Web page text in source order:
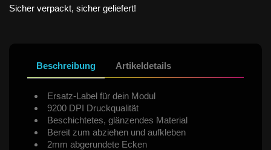
Sicher verpackt, sicher geliefert!
Beschreibung Artikeldetails
Ersatz-Label für dein Modul
9200 DPI Druckqualität
Beschichtetes, glänzendes Material
Bereit zum abziehen und aufkleben
2mm abgerundete Ecken